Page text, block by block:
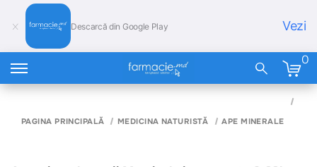
Descarcă din Google Play Vezi
0
PAGINA PRINCIPALĂ MEDICINA NATURISTĂ APE MINERALE